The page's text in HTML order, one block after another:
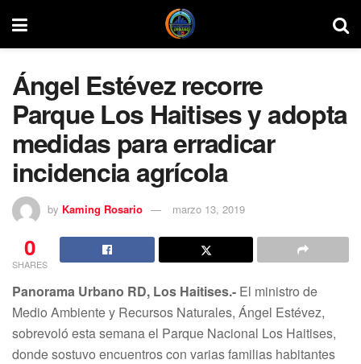
Ángel Estévez recorre
Parque Los Haitises y adopta
medidas para erradicar
incidencia agrícola
by Kaming Rosario marzo 13, 2019
0
SHARES
Panorama Urbano RD, Los Haitises.- El ministro de
Medio Ambiente y Recursos Naturales, Ángel Estévez,
sobrevoló esta semana el Parque Nacional Los Haitises,
donde sostuvo encuentros con varias familias habitantes